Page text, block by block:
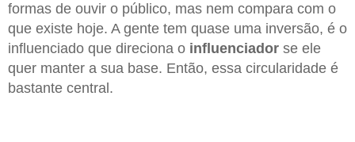
formas de ouvir o público, mas nem compara com o
que existe hoje. A gente tem quase uma inversão, é o
influenciado que direciona o influenciador se ele
quer manter a sua base. Então, essa circularidade é
bastante central.